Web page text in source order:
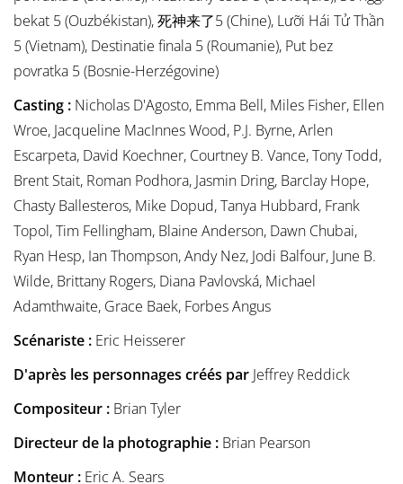
bekat 5 (Ouzbékistan), 死神来了5 (Chine), Lưỡi Hái Tử Thần
5 (Vietnam), Destinatie finala 5 (Roumanie), Put bez
povratka 5 (Bosnie-Herzégovine)
Casting : Nicholas D'Agosto, Emma Bell, Miles Fisher, Ellen
Wroe, Jacqueline MacInnes Wood, P.J. Byrne, Arlen
Escarpeta, David Koechner, Courtney B. Vance, Tony Todd,
Brent Stait, Roman Podhora, Jasmin Dring, Barclay Hope,
Chasty Ballesteros, Mike Dopud, Tanya Hubbard, Frank
Topol, Tim Fellingham, Blaine Anderson, Dawn Chubai,
Ryan Hesp, Ian Thompson, Andy Nez, Jodi Balfour, June B.
Wilde, Brittany Rogers, Diana Pavlovská, Michael
Adamthwaite, Grace Baek, Forbes Angus
Scénariste : Eric Heisserer
D'après les personnages créés par Jeffrey Reddick
Compositeur : Brian Tyler
Directeur de la photographie : Brian Pearson
Monteur : Eric A. Sears